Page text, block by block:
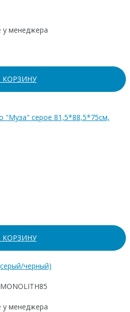
у менеджера
КОРЗИНУ
"Муза" серое 81,5*88,5*75см,
КОРЗИНУ
черный)
у менеджера